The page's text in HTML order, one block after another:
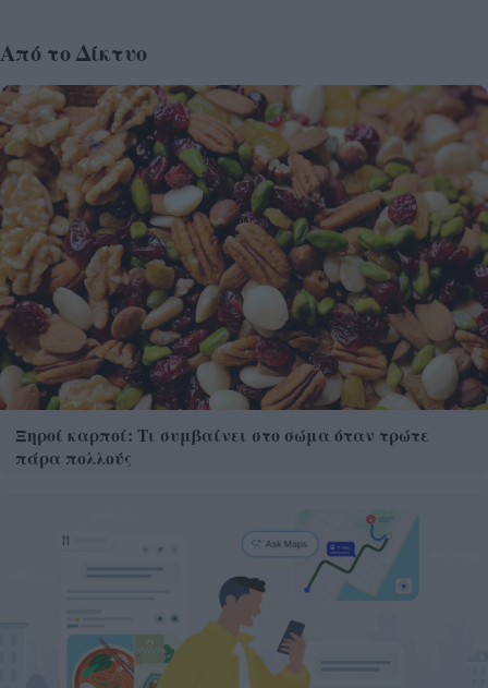
Από το Δίκτυο
Ξηροί καρποί: Τι συμβαίνει στο σώμα όταν τρώτε
πάρα πολλούς